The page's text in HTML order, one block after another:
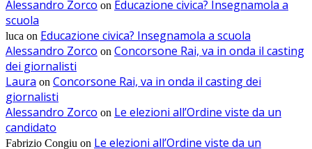
Alessandro Zorco on Educazione civica? Insegnamola a
scuola
luca on Educazione civica? Insegnamola a scuola
Alessandro Zorco on Concorsone Rai, va in onda il casting
dei giornalisti
Laura on Concorsone Rai, va in onda il casting dei
giornalisti
Alessandro Zorco on Le elezioni all’Ordine viste da un
candidato
Fabrizio Congiu on Le elezioni all’Ordine viste da un